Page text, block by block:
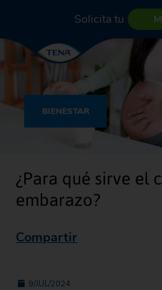
Solicita tu
BIENESTAR
¿Para qué sirve el
embarazo?
Compartir
9/JUL/2024